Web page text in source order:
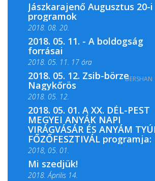
Jászkarajenő Augusztus 20-i
programok
2018. 08. 20.
2018. 05. 11. - A boldogság
forrásai
2018. 05. 11. 17 óra
2018. 05. 11. 19 óra
2018. 05. 12. Zsib-börze
Nagykőrös
2018. 05. 12.
2018. 05. 01. A XX. DÉL-PEST
MEGYEI ANYÁK NAPI
VIRÁGVÁSÁR ÉS ANYÁM
FŐZŐFESZTIVÁL programja:
2018, 05. 01.
Mi szedjük!
2018. Április 14.
DERSHAN